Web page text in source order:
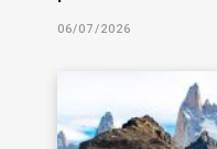
06/07/2026